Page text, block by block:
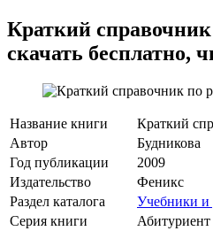
Краткий
скачать бесплатно,
Название книги
Краткий
Автор
Будникова
Год публикации
2009
Издательство
Феникс
Раздел каталога
Учебники и
Серия книги
Абитуриент